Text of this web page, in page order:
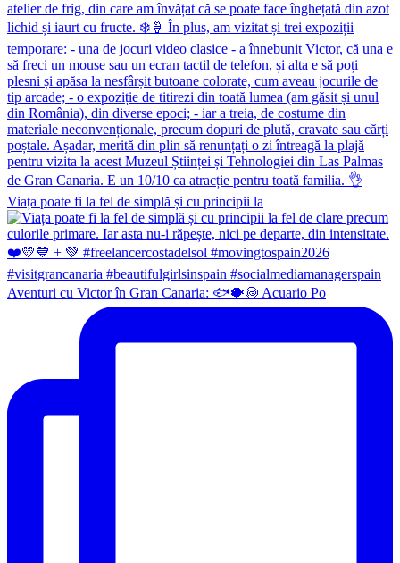
Viața poate fi la fel de simplă și cu principii la
Aventuri cu Victor în Gran Canaria: 🐟🐡🍥 Acuario Po